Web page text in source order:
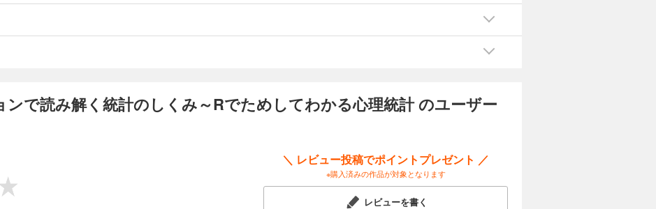
■こんな方におすすめ
■目次
●第1章 本書のねらい
1.5 本書の構成
1.6 本書のねらいと使い方
で読み解く統計のしくみ～Rでためしてわかる心理統計 のユーザー
＼ レビュー投稿でポイントプレゼント ／
※購入済みの作品が対象となります
レビューを書く